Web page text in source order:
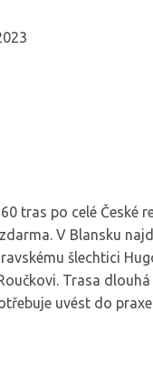
tras po celé České
V Blansku
šlechtici
Trasa
uvést do